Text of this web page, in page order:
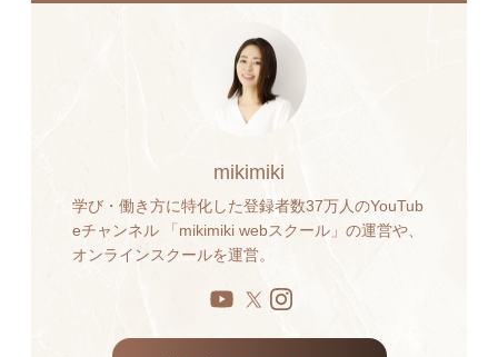
mikimiki
学び・働き方に特化した登録者数37万人のYouTub
eチャンネル 「mikimiki webスクール」の運営や、
オンラインスクールを運営。